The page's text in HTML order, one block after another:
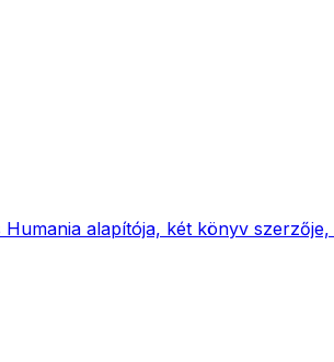
alapítója, két könyv